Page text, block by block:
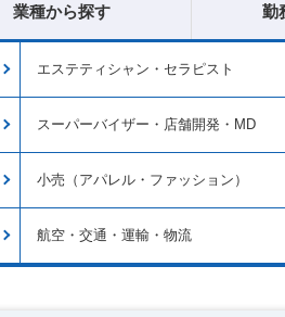
業種から探す 勤
エステティシャン・セラピスト
スーパーバイザー・店舗開発・MD
小売（アパレル・ファッション）
航空・交通・運輸・物流